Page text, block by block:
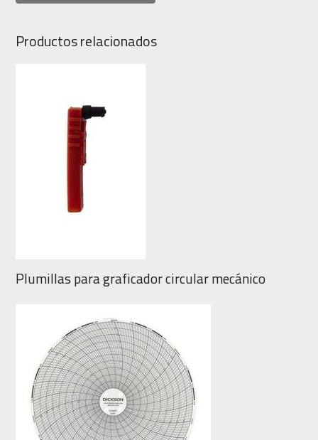
Productos relacionados
Plumillas para graficador circular mecánico